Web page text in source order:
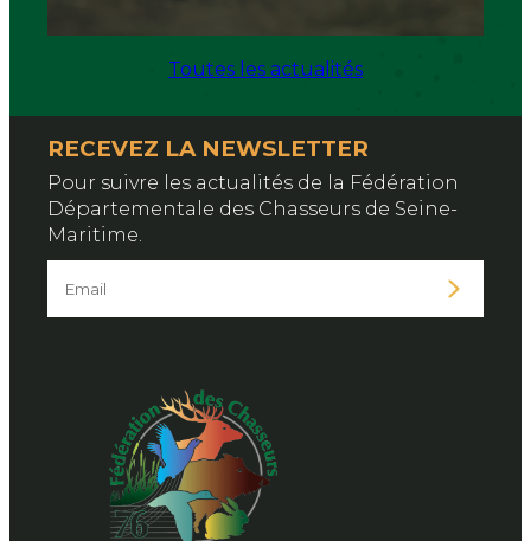
Toutes les actualités
RECEVEZ LA NEWSLETTER
Pour suivre les actualités de la Fédération
Départementale des Chasseurs de Seine-
Maritime.